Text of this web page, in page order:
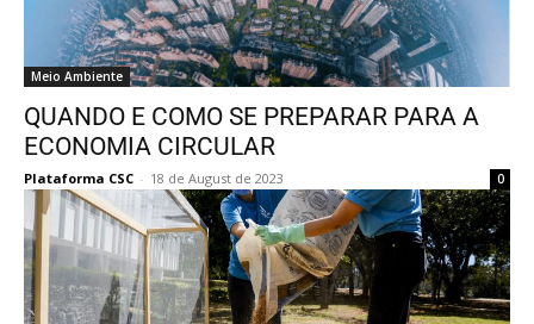
Meio Ambiente
QUANDO E COMO SE PREPARAR PARA A
ECONOMIA CIRCULAR
Plataforma CSC - 18 de August de 2023 0